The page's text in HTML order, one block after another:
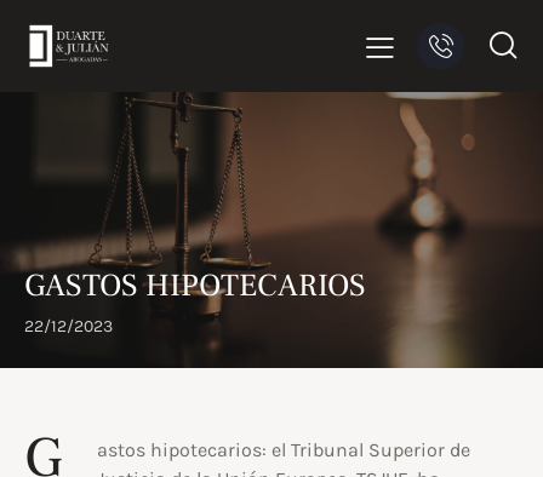
GASTOS HIPOTECARIOS
22/12/2023
G
astos hipotecarios: el Tribunal Superior de